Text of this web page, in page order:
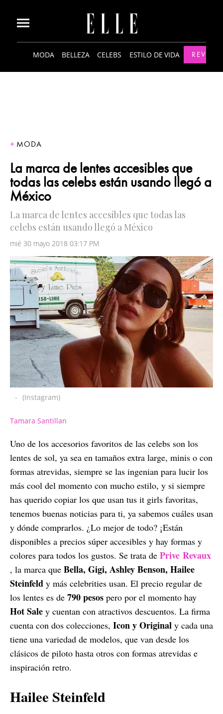
MODA BELLEZA CELEBS ESTILO DE VIDA
MODA
La marca de lentes accesibles que
todas las celebs están usando llegó a
México
La marca de lentes accesibles que todas las
celebs están usando llegó a México
mié 30 mayo 2018 03:17 PM
- (Instagram)
Tamara Santillan
Uno de los accesorios favoritos de las celebs son los
lentes de sol, ya sea en tamaños extra large, minis o con
formas atrevidas, siempre se las ingenian para lucir los
más cool del momento con mucho estilo, y si siempre
has querido copiar los que usan tus it girls favoritas,
tenemos buenas noticias para ti, ya sabemos cuáles usan
y dónde comprarlos. ¿Lo mejor de todo? ¡Están
disponibles a precios súper accesibles y hay formas y
colores para todos los gustos. Se trata de Prive Revaux
, la marca que Bella, Gigi, Ashley Benson, Hailee
Steinfeld y más celebrities usan. El precio regular de
los lentes es de 790 pesos pero por el momento hay
Hot Sale y cuentan con atractivos descuentos. La firma
cuenta con dos colecciones, Icon y Original y cada una
tiene una variedad de modelos, que van desde los
clásicos de piloto hasta otros con formas atrevidas e
inspiración retro.
Hailee Steinfeld